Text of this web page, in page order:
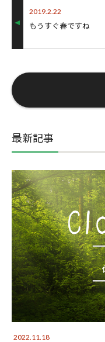
2019.2.22
もうすぐ春ですね
最新記事
2022.11.18